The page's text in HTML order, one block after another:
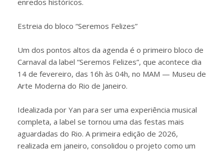
enredos históricos.
Estreia do bloco “Seremos Felizes”
Um dos pontos altos da agenda é o primeiro bloco de
Carnaval da label “Seremos Felizes”, que acontece dia
14 de fevereiro, das 16h às 04h, no MAM — Museu de
Arte Moderna do Rio de Janeiro.
Idealizada por Yan para ser uma experiência musical
completa, a label se tornou uma das festas mais
aguardadas do Rio. A primeira edição de 2026,
realizada em janeiro, consolidou o projeto como um